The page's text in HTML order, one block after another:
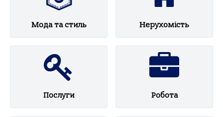
Мода та стиль Нерухомість
Послуги Робота